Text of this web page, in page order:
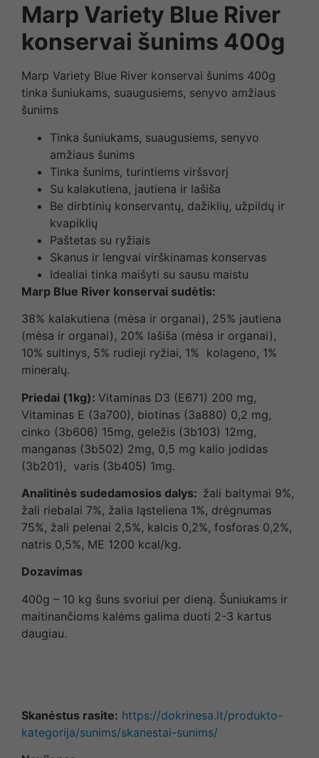
Marp Variety Blue River
konservai šunims 400g
Marp Variety Blue River konservai šunims 400g
tinka šuniukams, suaugusiems, senyvo amžiaus
šunims
Tinka šuniukams, suaugusiems, senyvo
amžiaus šunims
Tinka šunims, turintiems viršsvorį
Su kalakutiena, jautiena ir lašiša
Be dirbtinių konservantų, dažiklių, užpildų ir
kvapiklių
Paštetas su ryžiais
Skanus ir lengvai virškinamas konservas
Idealiai tinka maišyti su sausu maistu
Marp Blue River konservai sudėtis:
38% kalakutiena (mėsa ir organai), 25% jautiena
(mėsa ir organai), 20% lašiša (mėsa ir organai),
10% sultinys, 5% rudieji ryžiai, 1% kolageno, 1%
mineralų.
Priedai (1kg): Vitaminas D3 (E671) 200 mg,
Vitaminas E (3a700), biotinas (3a880) 0,2 mg,
cinko (3b606) 15mg, geležis (3b103) 12mg,
manganas (3b502) 2mg, 0,5 mg kalio jodidas
(3b201), varis (3b405) 1mg.
Analitinės sudedamosios dalys: žali baltymai 9%,
žali riebalai 7%, žalia ląsteliena 1%, drėgnumas
75%, žali pelenai 2,5%, kalcis 0,2%, fosforas 0,2%,
natris 0,5%, ME 1200 kcal/kg.
Dozavimas
400g – 10 kg šuns svoriui per dieną. Šuniukams ir
maitinančioms kalėms galima duoti 2-3 kartus
daugiau.
Skanėstus rasite: https://dokrinesa.lt/produkto-
kategorija/sunims/skanestai-sunims/